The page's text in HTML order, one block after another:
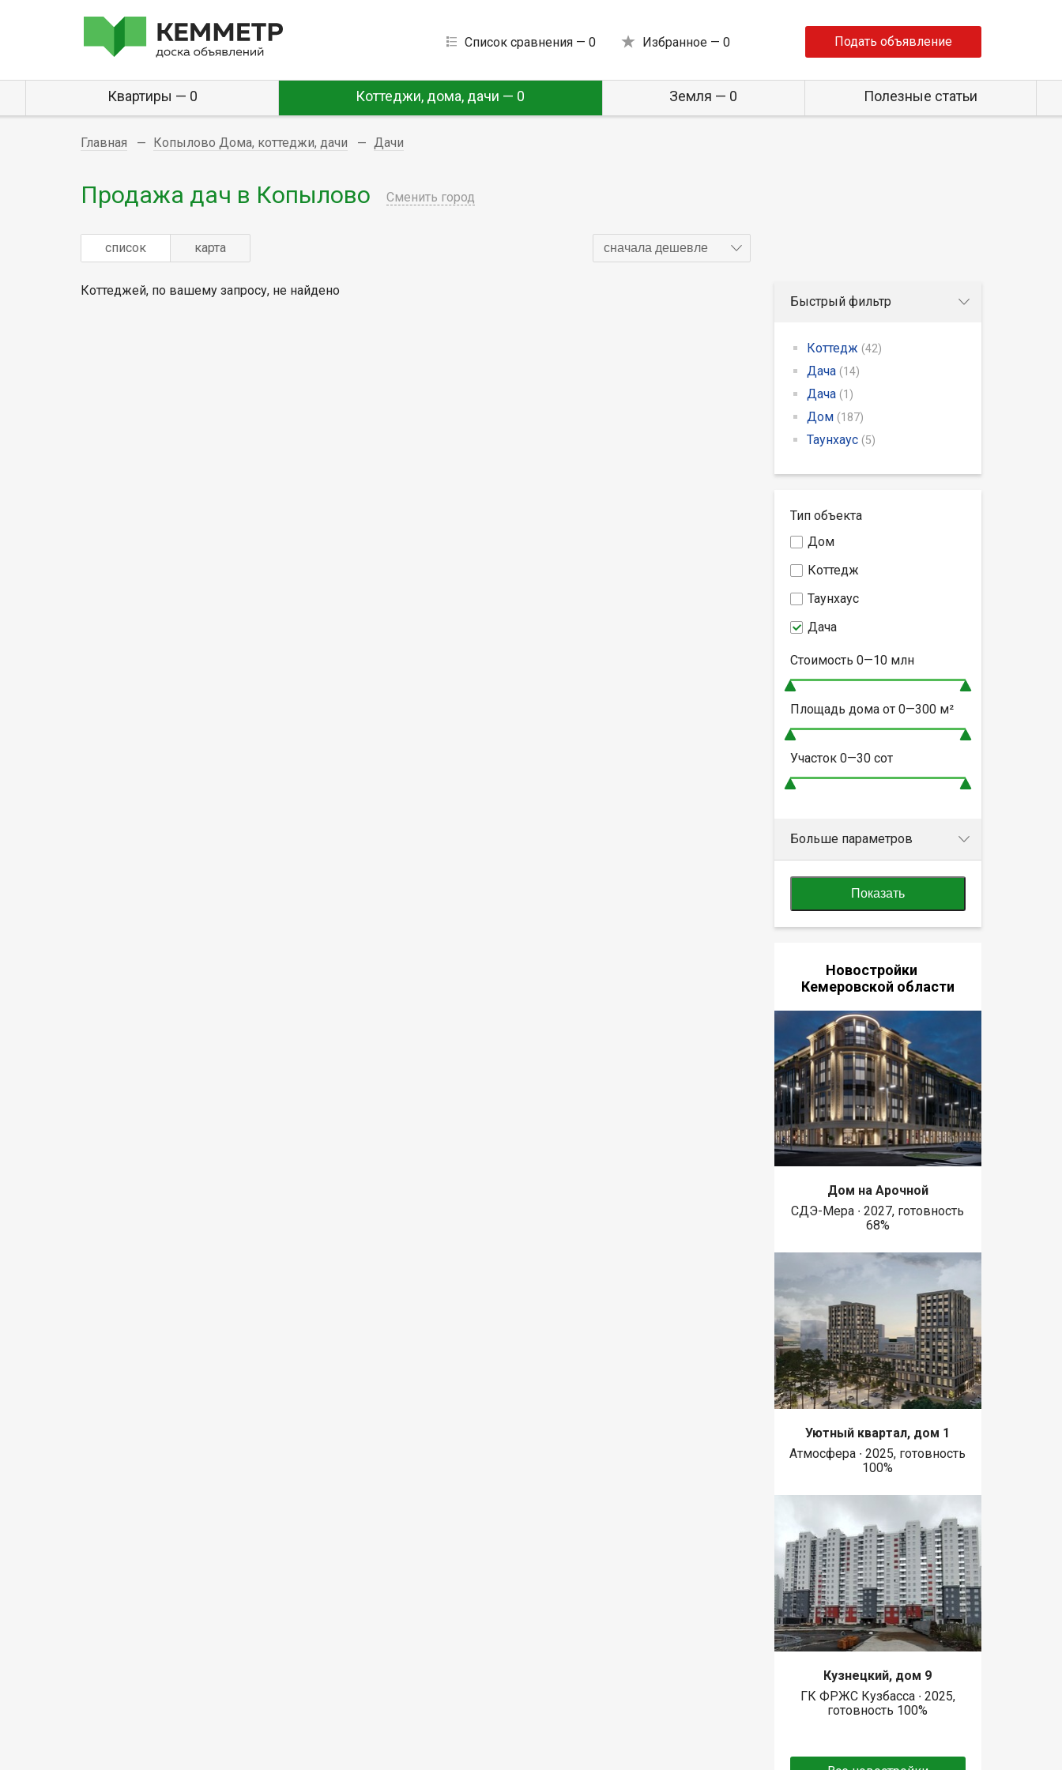
Список сравнения — 0 Избранное — 0 Подать объявление
Квартиры — 0 Коттеджи, дома, дачи — 0 Земля — 0 Полезные статьи
Главная Копылово Дома, коттеджи, дачи Дачи
Продажа дач в Копылово Сменить город
список карта сначала дешевле
Коттеджей, по вашему запросу, не найдено
Быстрый фильтр
Коттедж (42)
Дача (14)
Дача (1)
Дом (187)
Таунхаус (5)
Тип объекта
Дом
Коттедж
Таунхаус
Дача
Стоимость 0—10млн
Площадь дома от 0—300м²
Участок 0—30сот
Больше параметров
Показать
Новостройки
Кемеровской области
Дом на Арочной
СДЭ-Мера ∙ 2027, готовность
68%
Уютный квартал, дом 1
Атмосфера ∙ 2025, готовность
100%
Кузнецкий, дом 9
ГК ФРЖС Кузбасса ∙ 2025,
готовность 100%